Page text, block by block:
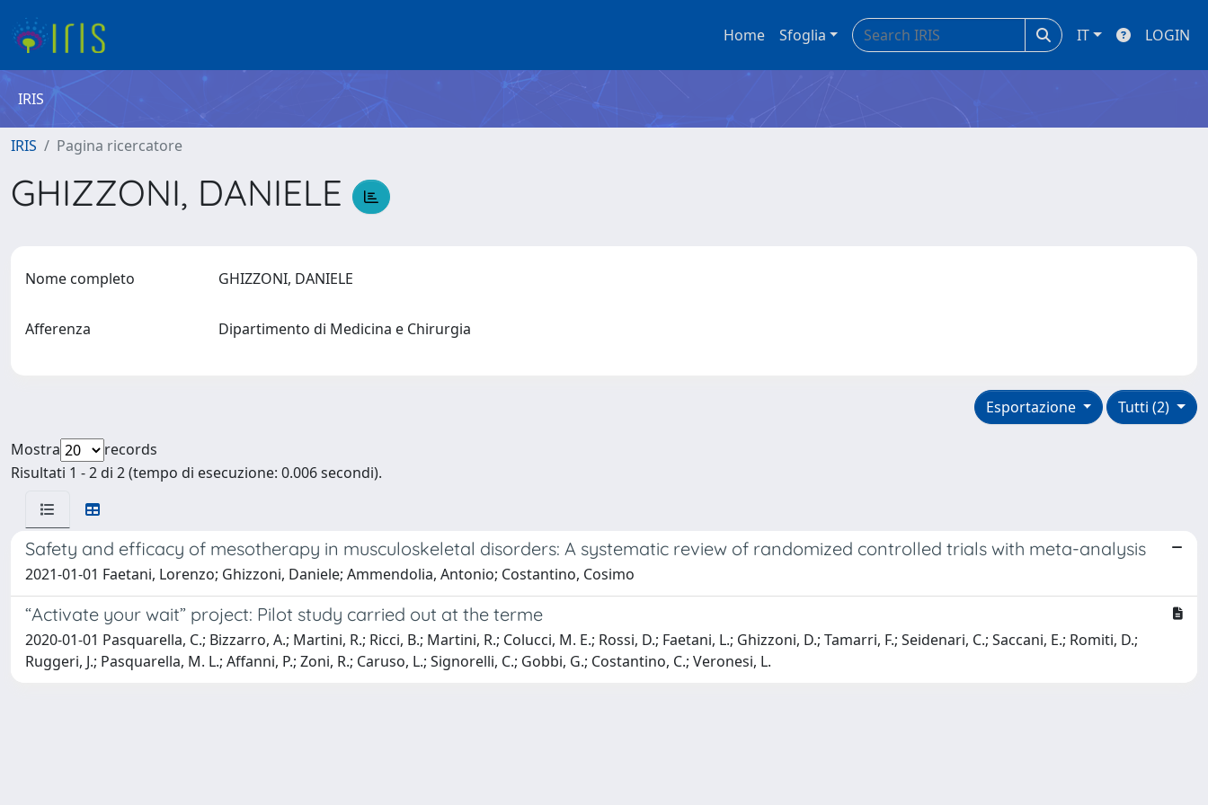
Home Sfoglia IT LOGIN
IRIS
IRIS Pagina ricercatore
GHIZZONI, DANIELE
Nome completo GHIZZONI, DANIELE
Afferenza Dipartimento di Medicina e Chirurgia
Tutti (2)
Esportazione
Mostra
records
Risultati 1 - 2 di 2 (tempo di esecuzione: 0.006 secondi).
Safety and efficacy of mesotherapy in musculoskeletal disorders: A systematic review of randomized controlled trials with meta-analysis
2021-01-01 Faetani, Lorenzo; Ghizzoni, Daniele; Ammendolia, Antonio; Costantino, Cosimo
“Activate your wait” project: Pilot study carried out at the terme
2020-01-01 Pasquarella, C.; Bizzarro, A.; Martini, R.; Ricci, B.; Martini, R.; Colucci, M. E.; Rossi, D.; Faetani, L.; Ghizzoni, D.; Tamarri, F.; Seidenari, C.; Saccani, E.; Romiti, D.;
Ruggeri, J.; Pasquarella, M. L.; Affanni, P.; Zoni, R.; Caruso, L.; Signorelli, C.; Gobbi, G.; Costantino, C.; Veronesi, L.